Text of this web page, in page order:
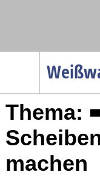
Menüpunkte
Startseite
Gesellschaft
Wirtschaft
Thema:
machen